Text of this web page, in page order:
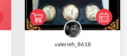
valerieh_8618